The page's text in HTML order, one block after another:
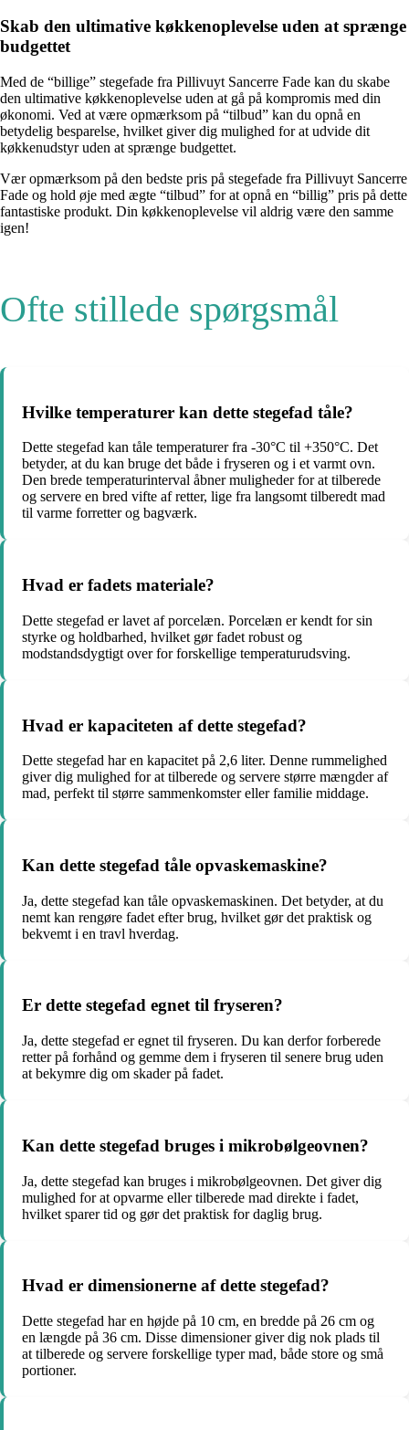
Skab den ultimative køkkenoplevelse uden at sprænge
budgettet
Med de “billige” stegefade fra Pillivuyt Sancerre Fade kan du skabe
den ultimative køkkenoplevelse uden at gå på kompromis med din
økonomi. Ved at være opmærksom på “tilbud” kan du opnå en
betydelig besparelse, hvilket giver dig mulighed for at udvide dit
køkkenudstyr uden at sprænge budgettet.
Vær opmærksom på den bedste pris på stegefade fra Pillivuyt Sancerre
Fade og hold øje med ægte “tilbud” for at opnå en “billig” pris på dette
fantastiske produkt. Din køkkenoplevelse vil aldrig være den samme
igen!
Ofte stillede spørgsmål
Hvilke temperaturer kan dette stegefad tåle?
Dette stegefad kan tåle temperaturer fra -30°C til +350°C. Det
betyder, at du kan bruge det både i fryseren og i et varmt ovn.
Den brede temperaturinterval åbner muligheder for at tilberede
og servere en bred vifte af retter, lige fra langsomt tilberedt mad
til varme forretter og bagværk.
Hvad er fadets materiale?
Dette stegefad er lavet af porcelæn. Porcelæn er kendt for sin
styrke og holdbarhed, hvilket gør fadet robust og
modstandsdygtigt over for forskellige temperaturudsving.
Hvad er kapaciteten af dette stegefad?
Dette stegefad har en kapacitet på 2,6 liter. Denne rummelighed
giver dig mulighed for at tilberede og servere større mængder af
mad, perfekt til større sammenkomster eller familie middage.
Kan dette stegefad tåle opvaskemaskine?
Ja, dette stegefad kan tåle opvaskemaskinen. Det betyder, at du
nemt kan rengøre fadet efter brug, hvilket gør det praktisk og
bekvemt i en travl hverdag.
Er dette stegefad egnet til fryseren?
Ja, dette stegefad er egnet til fryseren. Du kan derfor forberede
retter på forhånd og gemme dem i fryseren til senere brug uden
at bekymre dig om skader på fadet.
Kan dette stegefad bruges i mikrobølgeovnen?
Ja, dette stegefad kan bruges i mikrobølgeovnen. Det giver dig
mulighed for at opvarme eller tilberede mad direkte i fadet,
hvilket sparer tid og gør det praktisk for daglig brug.
Hvad er dimensionerne af dette stegefad?
Dette stegefad har en højde på 10 cm, en bredde på 26 cm og
en længde på 36 cm. Disse dimensioner giver dig nok plads til
at tilberede og servere forskellige typer mad, både store og små
portioner.